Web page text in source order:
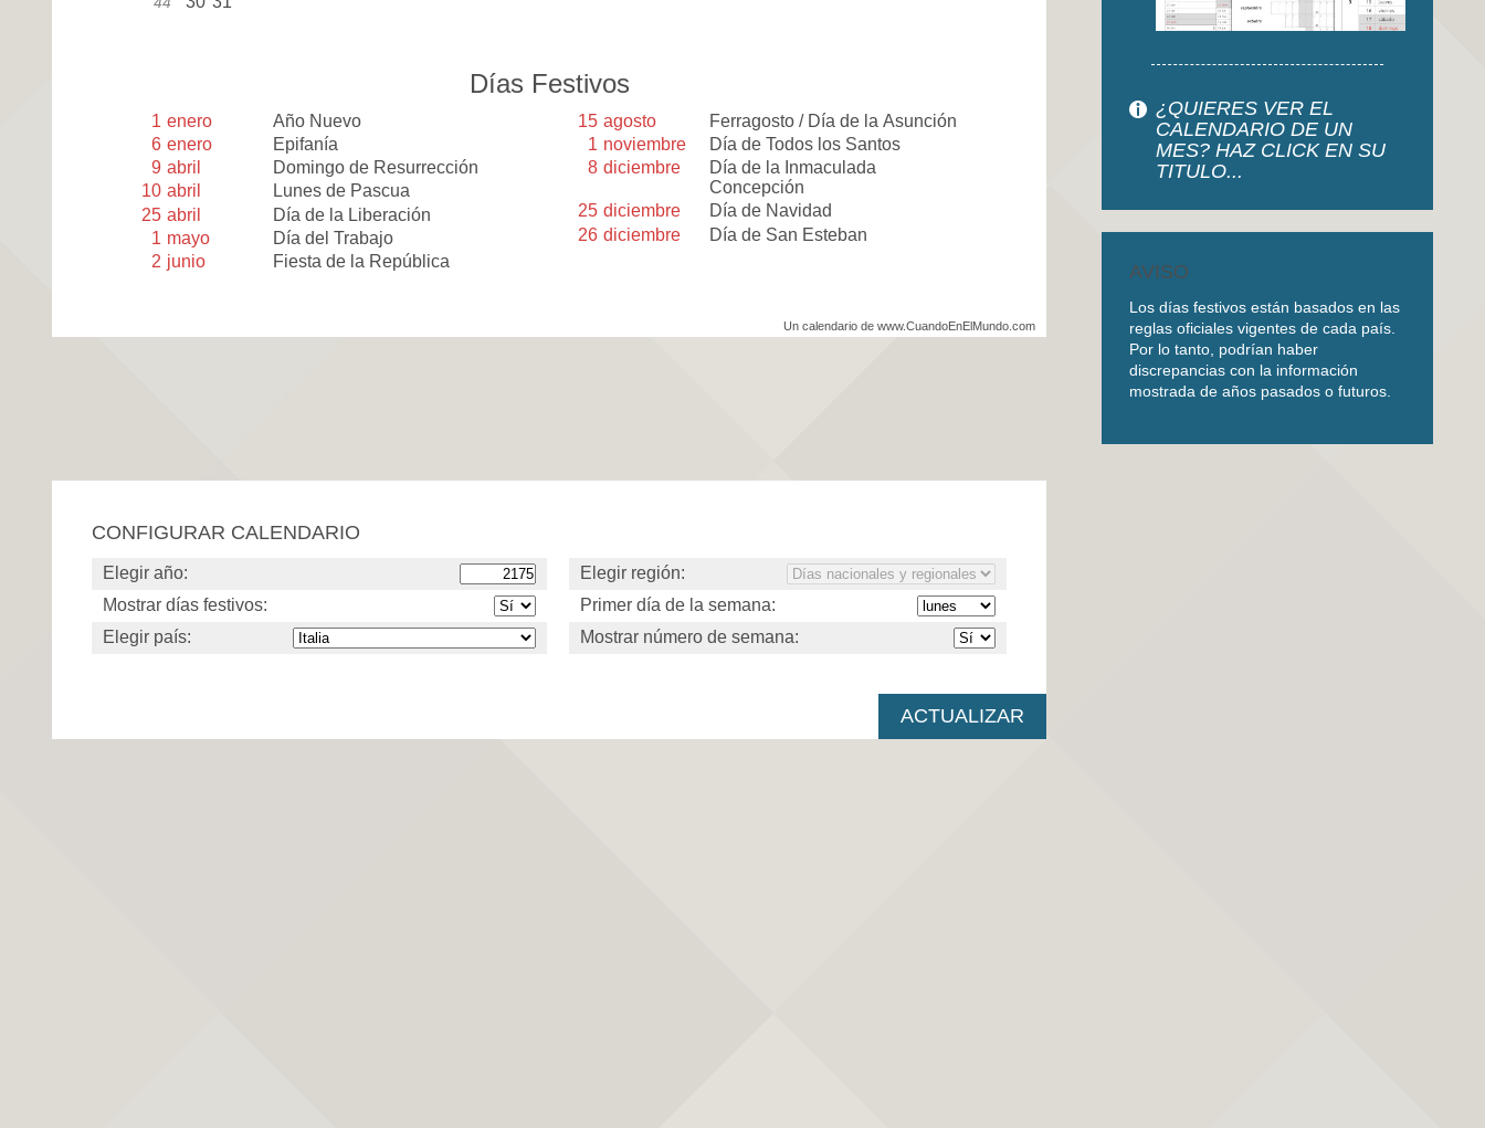
Días Festivos
1 enero
Año Nuevo
6 enero
Epifanía
9 abril
Domingo de Resurrección
10 abril
Lunes de Pascua
25 abril
Día de la Liberación
1 mayo
Día del Trabajo
2 junio Fiesta de la República
15 agosto
Ferragosto / Día de la Asunción
1 noviembre
Día de Todos los Santos
8 diciembre
Día de la Inmaculada
Concepción
25 diciembre
Día de Navidad
26 diciembre Día de San Esteban
Un calendario de www.CuandoEnElMundo.com
CONFIGURAR CALENDARIO
Elegir año:
Mostrar días festivos:
Elegir país:
Elegir región:
Primer día de la semana:
Mostrar número de semana:
¿QUIERES VER EL
CALENDARIO DE UN
MES? HAZ CLICK EN SU
TITULO...
AVISO
Los días festivos están basados en las
reglas oficiales vigentes de cada país.
Por lo tanto, podrían haber
discrepancias con la información
mostrada de años pasados o futuros.